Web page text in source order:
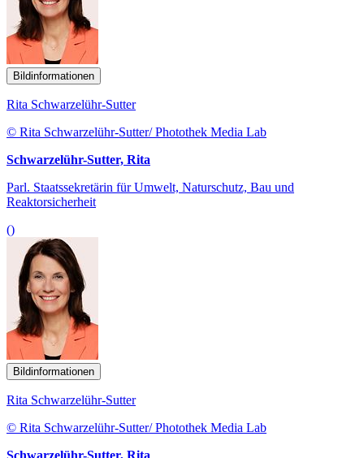
Bildinformationen
Rita Schwarzelühr-Sutter
© Rita Schwarzelühr-Sutter/ Photothek Media Lab
Schwarzelühr-Sutter, Rita
Parl. Staatssekretärin für Umwelt, Naturschutz, Bau und
Reaktorsicherheit
()
Bildinformationen
Rita Schwarzelühr-Sutter
© Rita Schwarzelühr-Sutter/ Photothek Media Lab